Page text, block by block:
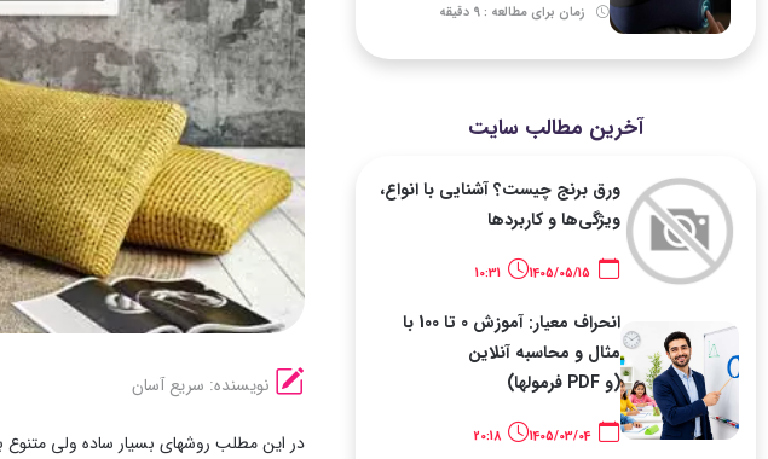
زمان برای مطالعه : 9 دقیقه
آخرین مطالب سایت
ورق برنج چیست؟ آشنایی با انواع،
ویژگی‌ها و کاربردها
10:31
انحراف معیار: آموزش 0 تا 100 با
مثال و محاسبه آنلاین
(و PDF فرمولها)
1405/03/04
20:18
نویسنده: سریع آسان
در این مطلب روشهای بسیار ساده ولی متنوع